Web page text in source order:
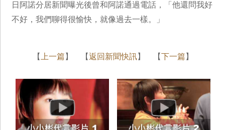
日阿諾分居新聞曝光後曾和阿諾通過電話，「他還問我好
不好，我們聊得很愉快，就像過去一樣。」
【 上一篇 】 【返回新聞快訊】 【下一篇 】